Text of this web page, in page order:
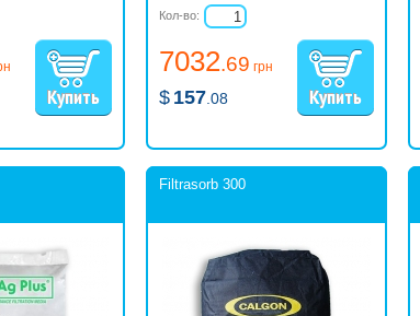
сильнокислотного катионита и
сильноосновного анионита.
7032.69 грн
$ 157 .08
Кол-во:
Filtrasorb 300